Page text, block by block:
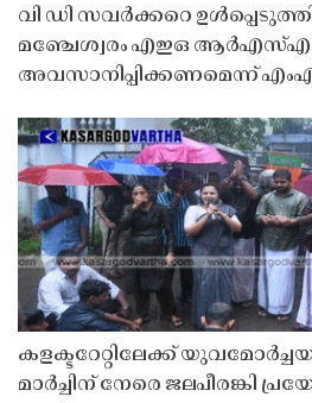
വി ഡി സവർക്കറെ
മഞ്ചേശ്വരം എഇഒ
അവസാനിപ്പിക്കണമെന്ന്
കളക്ടറേറ്റിലേക്ക്
മാർച്ചിന് നേരെ ജലപീരങ്കി